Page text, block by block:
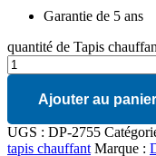
Garantie de 5 ans
quantité de Tapis
Ajouter au panier
UGS : DP-2755
tapis chauffant Marque :